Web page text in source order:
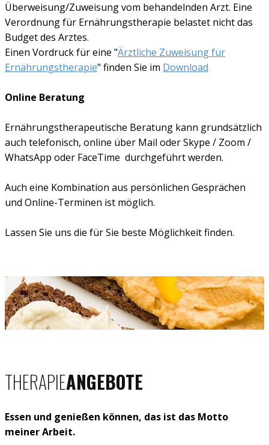
Überweisung/Zuweisung vom behandelnden Arzt. Eine
Verordnung für Ernährungstherapie belastet nicht das
Budget des Arztes.
Einen Vordruck für eine "Ärztliche Zuweisung für
Ernährungstherapie" finden Sie im Download
Online Beratung
Ernährungstherapeutische Beratung kann grundsätzlich
auch telefonisch, online über Mail oder Skype / Zoom /
WhatsApp oder FaceTime durchgeführt werden.
Auch eine Kombination aus persönlichen Gesprächen
und Online-Terminen ist möglich.
Lassen Sie uns die für Sie beste Möglichkeit finden.
THERAPIEANGEBOTE
Essen und genießen können, das ist das Motto
meiner Arbeit.